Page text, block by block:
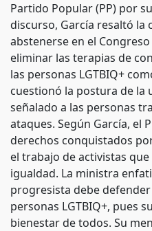
Partido Popular (PP) por
discurso, García resaltó la
abstenerse en el
eliminar las terapias de
las personas LGTBIQ+
cuestionó la postura de la
señalado a las personas
ataques. Según García, el
derechos conquistados
el trabajo de activistas
igualdad. La ministra
progresista debe
personas LGTBIQ+, pues
bienestar de todos. Su